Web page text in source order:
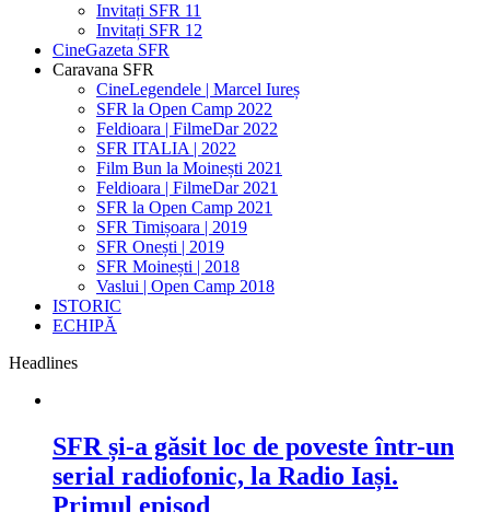
Invitați SFR 11
Invitați SFR 12
CineGazeta SFR
Caravana SFR
CineLegendele | Marcel Iureș
SFR la Open Camp 2022
Feldioara | FilmeDar 2022
SFR ITALIA | 2022
Film Bun la Moinești 2021
Feldioara | FilmeDar 2021
SFR la Open Camp 2021
SFR Timișoara | 2019
SFR Onești | 2019
SFR Moinești | 2018
Vaslui | Open Camp 2018
ISTORIC
ECHIPĂ
Headlines
SFR și-a găsit loc de poveste într-un
serial radiofonic, la Radio Iași.
Primul episod